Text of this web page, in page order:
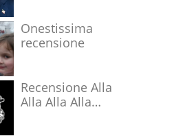
Onestissima
recensione
Recensione Alla
Alla Alla Alla